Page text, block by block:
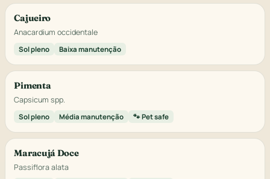
Cajueiro
Anacardium occidentale
Sol pleno Baixa manutenção
Pimenta
Capsicum spp.
Sol pleno Média manutenção 🐾 Pet safe
Maracujá Doce
Passiflora alata